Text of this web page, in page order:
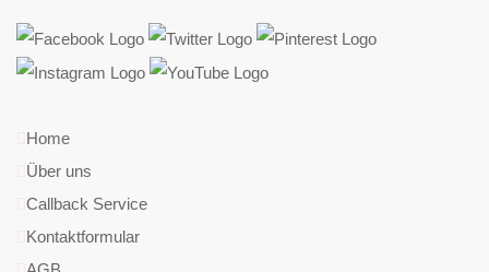
Home
Über uns
Callback Service
Kontaktformular